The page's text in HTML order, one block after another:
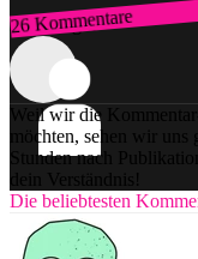
26 Kommentare
Zum Login
Weil wir die
möchten, sehen wir
Stunden nach
dein Verständnis!
Die beliebtesten